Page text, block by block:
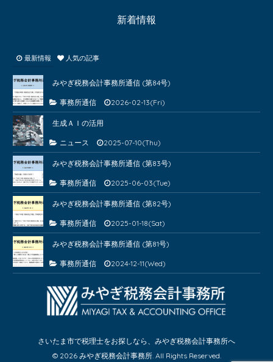
新着情報
最新情報 人気の記事
みやぎ税務会計事務所通信 (第84号)
事務所通信 2026-02-13(Fri)
生成ＡＩの活用
ニュース 2025-07-10(Thu)
みやぎ税務会計事務所通信 (第83号)
事務所通信 2025-06-03(Tue)
みやぎ税務会計事務所通信 (第82号)
事務所通信 2025-01-18(Sat)
みやぎ税務会計事務所通信 (第81号)
事務所通信 2024-12-11(Wed)
さいたま市で税理士をお探しなら、みやぎ税務会計事務所へ
© 2026 みやぎ税務会計事務所. All Rights Reserved.